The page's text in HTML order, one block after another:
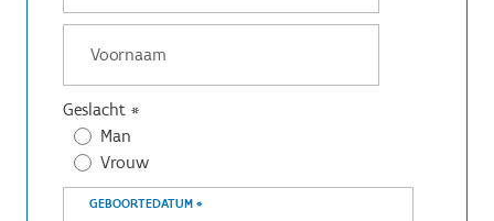
Geslacht *
Man
Vrouw
GEBOORTEDATUM *